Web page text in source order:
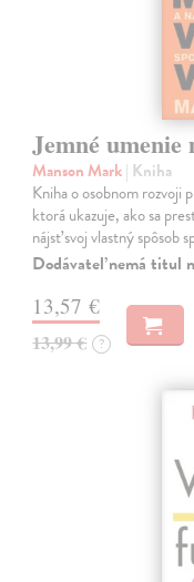
Jemné
Manson Mark| Kniha
Kniha o osobnom rozvoji
ktorá ukazuje, ako sa
nájsť svoj vlastný spôsob
Dodávateľ nemá titul
13,57 €
13,99 € ?